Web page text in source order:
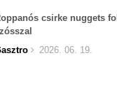
csirke nuggets
2026. 06. 19.